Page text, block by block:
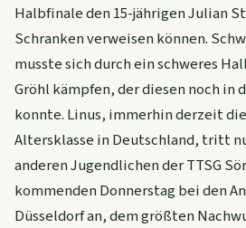
Halbfinale den 15-jährigen Julian
Schranken verweisen können.
musste sich durch ein schweres
Gröhl kämpfen, der diesen noch in
konnte. Linus, immerhin derzeit
Altersklasse in Deutschland, tritt
anderen Jugendlichen der TTSG
kommenden Donnerstag bei den
Düsseldorf an, dem größten